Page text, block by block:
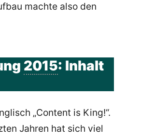
machte also den
2015: Inhalt
„Content is King!“.
Jahren hat sich viel